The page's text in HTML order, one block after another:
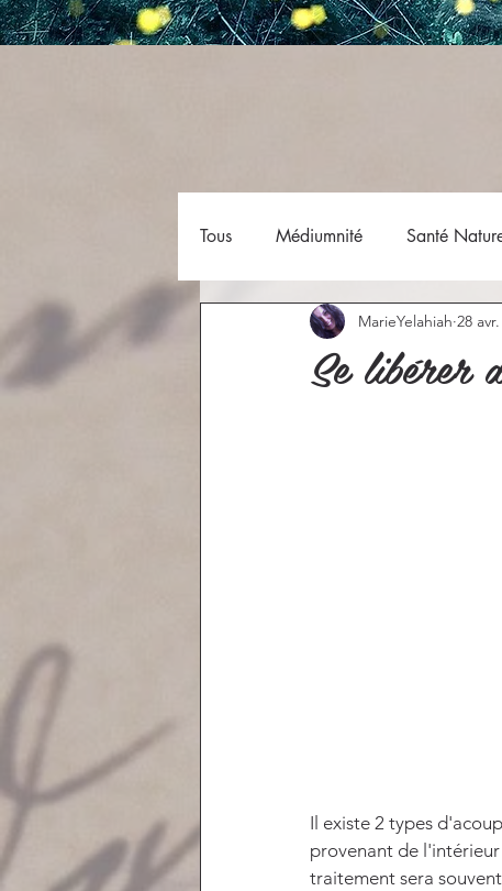
Tous Médiumnité Santé
Se libérer
MarieYelahiah 28
Il existe 2 types
provenant de l'intérieur
traitement sera